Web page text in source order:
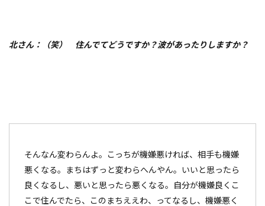
北さん：（笑） 住んでてどうですか？波があったりしますか？
そんなん変わらんよ。こっちが機嫌悪ければ、相手も機嫌
悪くなる。まちはずっと変わらへんやん。いいと思ったら
良くなるし、悪いと思ったら悪くなる。自分が機嫌良くこ
こで住んでたら、このまちええわ、ってなるし、機嫌悪く